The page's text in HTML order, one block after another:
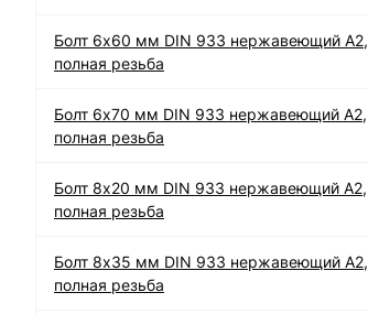
Болт 6х60 мм DIN 933 нержавеющий А2,
полная резьба
Болт 6х70 мм DIN 933 нержавеющий А2,
полная резьба
Болт 8х20 мм DIN 933 нержавеющий А2,
полная резьба
Болт 8х35 мм DIN 933 нержавеющий А2,
полная резьба